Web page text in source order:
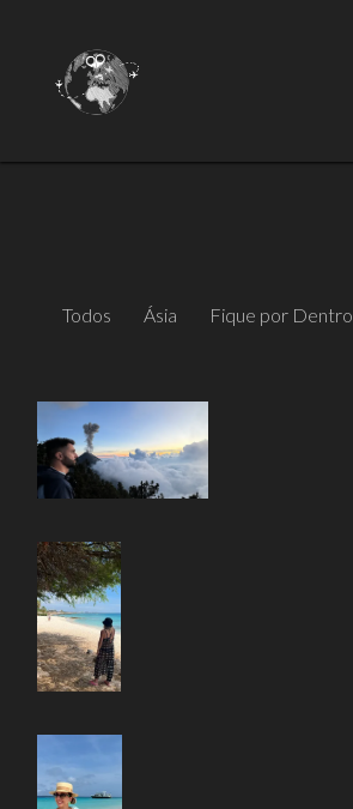
Todos Ásia Fique por Dentro